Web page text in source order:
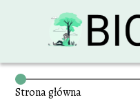
Strona główna